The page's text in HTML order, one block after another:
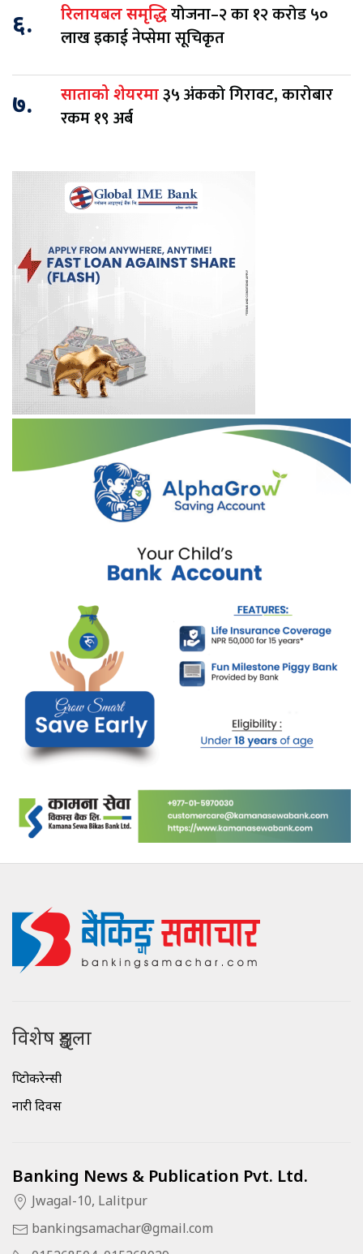
६. रिलायबल समृद्धियोजना–२ का १२ करोड ५०
लाख इकाई नेप्सेमा सूचिकृत
७. साताको शेयरमा३५ अंकको गिरावट, कारोबार
रकम १९ अर्ब
विशेष शृङ्खला
क्रिप्टोकरेन्सी
नारी दिवस
Banking News & Publication Pvt. Ltd.
Jwagal-10, Lalitpur
bankingsamachar@gmail.com